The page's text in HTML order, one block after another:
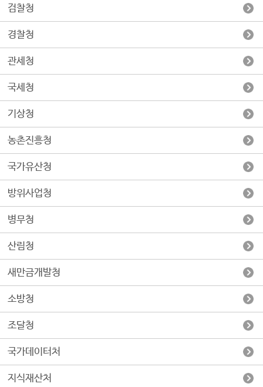
검찰청
경찰청
관세청
국세청
기상청
농촌진흥청
국가유산청
방위사업청
병무청
산림청
새만금개발청
소방청
조달청
국가데이터처
지식재산처